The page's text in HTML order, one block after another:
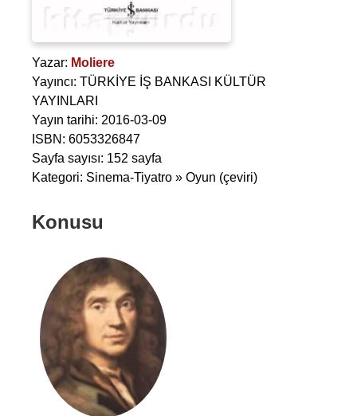
Yazar: Moliere
Yayıncı: TÜRKİYE İŞ BANKASI KÜLTÜR
YAYINLARI
Yayın tarihi: 2016-03-09
ISBN: 6053326847
Sayfa sayısı: 152 sayfa
Kategori: Sinema-Tiyatro » Oyun (çeviri)
Konusu